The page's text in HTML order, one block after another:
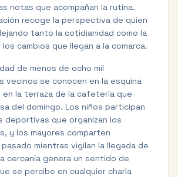
notas que acompañan la rutina.
recoge la perspectiva de quien
tanto la cotidianidad como la
cambios que llegan a la comarca.
de menos de ocho mil
vecinos se conocen en la esquina
en la terraza de la cafetería que
del domingo. Los niños participan
deportivas que organizan los
y los mayores comparten
mientras vigilan la llegada de
cercanía genera un sentido de
se percibe en cualquier charla